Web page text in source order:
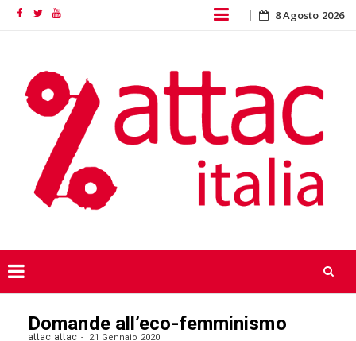
FacebookTwitterYouTube Skip
content
8 Agosto 2026
content
Domande all’eco-femminismo
attac attac 21 Gennaio 2020